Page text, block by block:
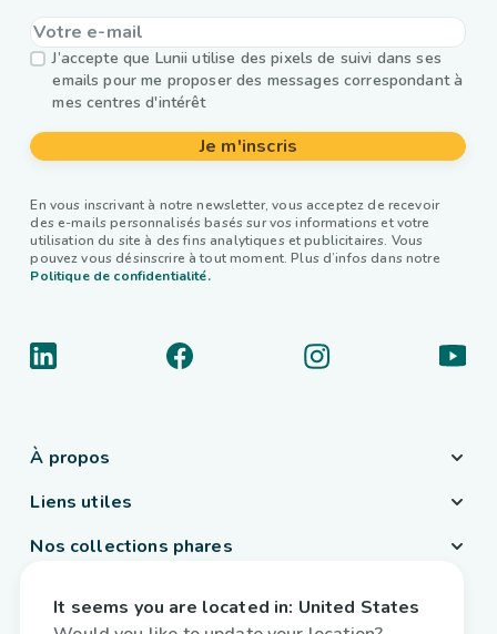
J’accepte que Lunii utilise des pixels de suivi dans ses
emails pour me proposer des messages correspondant à
mes centres d'intérêt
Je m'inscris
En vous inscrivant à notre newsletter, vous acceptez de recevoir
des e-mails personnalisés basés sur vos informations et votre
utilisation du site à des fins analytiques et publicitaires. Vous
pouvez vous désinscrire à tout moment. Plus d’infos dans notre
Politique de confidentialité.
À propos
Liens utiles
Nos collections phares
France / Français
It seems you are located in: United States